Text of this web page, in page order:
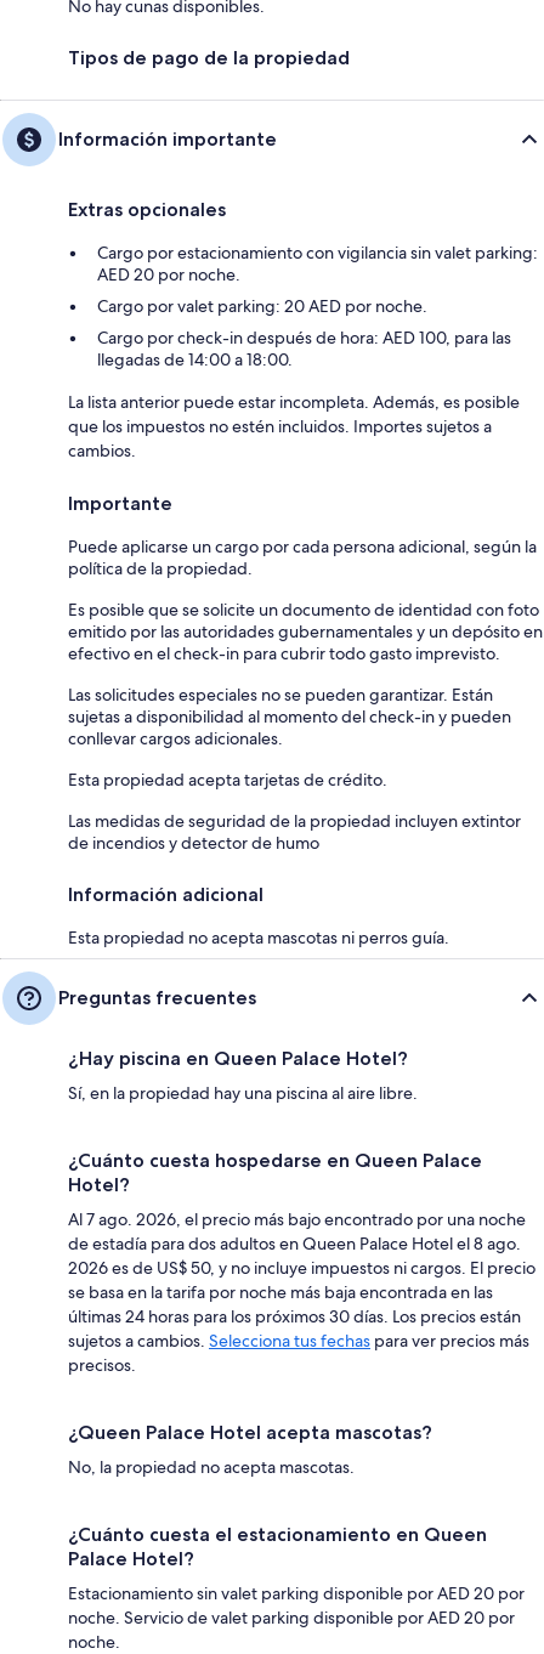
No hay cunas disponibles.
Tipos de pago de la propiedad
Información importante
Extras opcionales
Cargo por estacionamiento con vigilancia sin valet parking:
AED 20 por noche.
Cargo por valet parking: 20 AED por noche.
Cargo por check-in después de hora: AED 100, para las
llegadas de 14:00 a 18:00.
La lista anterior puede estar incompleta. Además, es posible
que los impuestos no estén incluidos. Importes sujetos a
cambios.
Importante
Puede aplicarse un cargo por cada persona adicional, según la
política de la propiedad.
Es posible que se solicite un documento de identidad con foto
emitido por las autoridades gubernamentales y un depósito en
efectivo en el check-in para cubrir todo gasto imprevisto.
Las solicitudes especiales no se pueden garantizar. Están
sujetas a disponibilidad al momento del check-in y pueden
conllevar cargos adicionales.
Esta propiedad acepta tarjetas de crédito.
Las medidas de seguridad de la propiedad incluyen extintor
de incendios y detector de humo
Información adicional
Esta propiedad no acepta mascotas ni perros guía.
Preguntas frecuentes
¿Hay piscina en Queen Palace Hotel?
Sí, en la propiedad hay una piscina al aire libre.
¿Cuánto cuesta hospedarse en Queen Palace
Hotel?
Al 7 ago. 2026, el precio más bajo encontrado por una noche
de estadía para dos adultos en Queen Palace Hotel el 8 ago.
2026 es de US$ 50, y no incluye impuestos ni cargos. El precio
se basa en la tarifa por noche más baja encontrada en las
últimas 24 horas para los próximos 30 días. Los precios están
sujetos a cambios. Selecciona tus fechas para ver precios más
precisos.
¿Queen Palace Hotel acepta mascotas?
No, la propiedad no acepta mascotas.
¿Cuánto cuesta el estacionamiento en Queen
Palace Hotel?
Estacionamiento sin valet parking disponible por AED 20 por
noche. Servicio de valet parking disponible por AED 20 por
noche.